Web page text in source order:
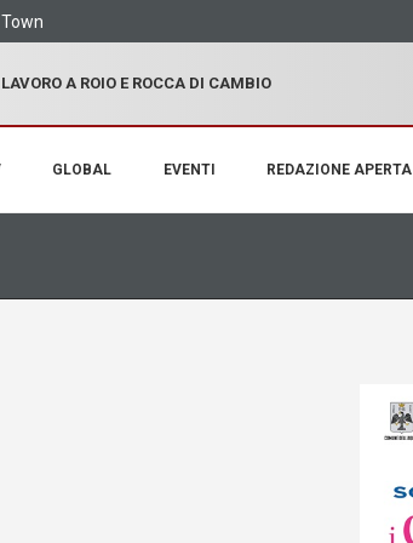
A ROIO E ROCCA DI CAMBIO
GLOBAL EVENTI REDAZIONE APERTA